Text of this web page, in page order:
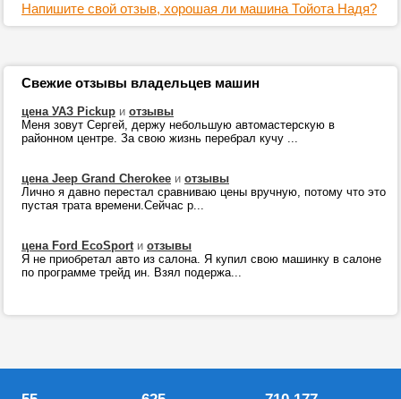
Напишите свой отзыв, хорошая ли машина Тойота Надя?
Свежие отзывы владельцев машин
цена УАЗ Pickup и отзывы
Меня зовут Сергей, держу небольшую автомастерскую в
районном центре. За свою жизнь перебрал кучу ...
цена Jeep Grand Cherokee и отзывы
Лично я давно перестал сравниваю цены вручную, потому что это
пустая трата времени.Сейчас р...
цена Ford EcoSportи отзывы
Я не приобретал авто из салона. Я купил свою машинку в салоне
по программе трейд ин. Взял подержа...